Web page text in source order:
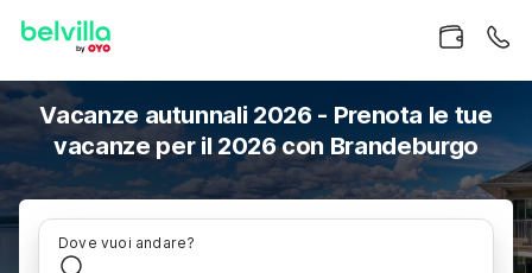
Vacanze autunnali 2026 - Prenota le tue
vacanze per il 2026 con Brandeburgo
Dove vuoi andare?